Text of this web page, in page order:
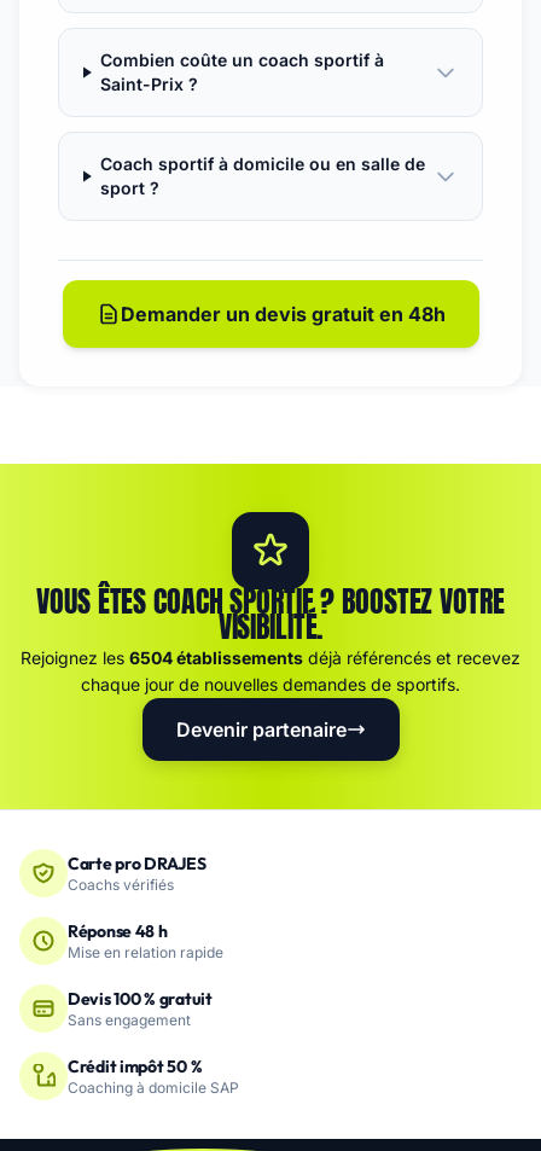
Combien coûte un coach sportif à
Saint-Prix ?
Coach sportif à domicile ou en salle de
sport ?
Demander un devis gratuit en 48h
VOUS ÊTES COACH SPORTIF ? BOOSTEZ VOTRE
VISIBILITÉ.
Rejoignez les 6504 établissements déjà référencés et recevez
chaque jour de nouvelles demandes de sportifs.
Devenir partenaire
Carte pro DRAJES
Coachs vérifiés
Réponse 48 h
Mise en relation rapide
Devis 100 % gratuit
Sans engagement
Crédit impôt 50 %
Coaching à domicile SAP